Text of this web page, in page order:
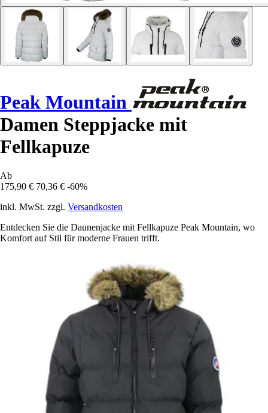
Peak Mountain
Damen Steppjacke mit
Fellkapuze
Ab
175,90 € 70,36 € -60%
inkl. MwSt. zzgl. Versandkosten
Entdecken Sie die Daunenjacke mit Fellkapuze Peak Mountain, wo
Komfort auf Stil für moderne Frauen trifft.